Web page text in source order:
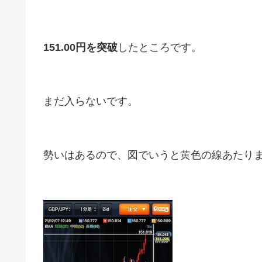
151.00円を突破 したところです。
まだ入らないです。
勢いはあるので、図でいうと黄色の線あたり